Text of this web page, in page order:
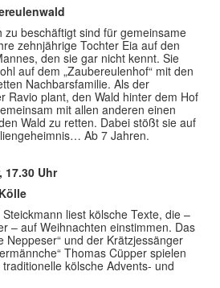
zu beschäftigt sind für gemeinsame
zehnjährige Tochter Eia auf den
den sie gar nicht kennt. Sie
auf dem „Zaubereulenhof“ mit den
Nachbarsfamilie. Als der
Ravio plant, den Wald hinter dem Hof
mit allen anderen einen
Wald zu retten. Dabei stößt sie auf
Ab 7 Jahren.
17.30 Uhr
liest kölsche Texte, die –
– auf Weihnachten einstimmen. Das
Neppeser“ und der Krätzjessänger
Thomas Cüpper spielen
kölsche Advents- und